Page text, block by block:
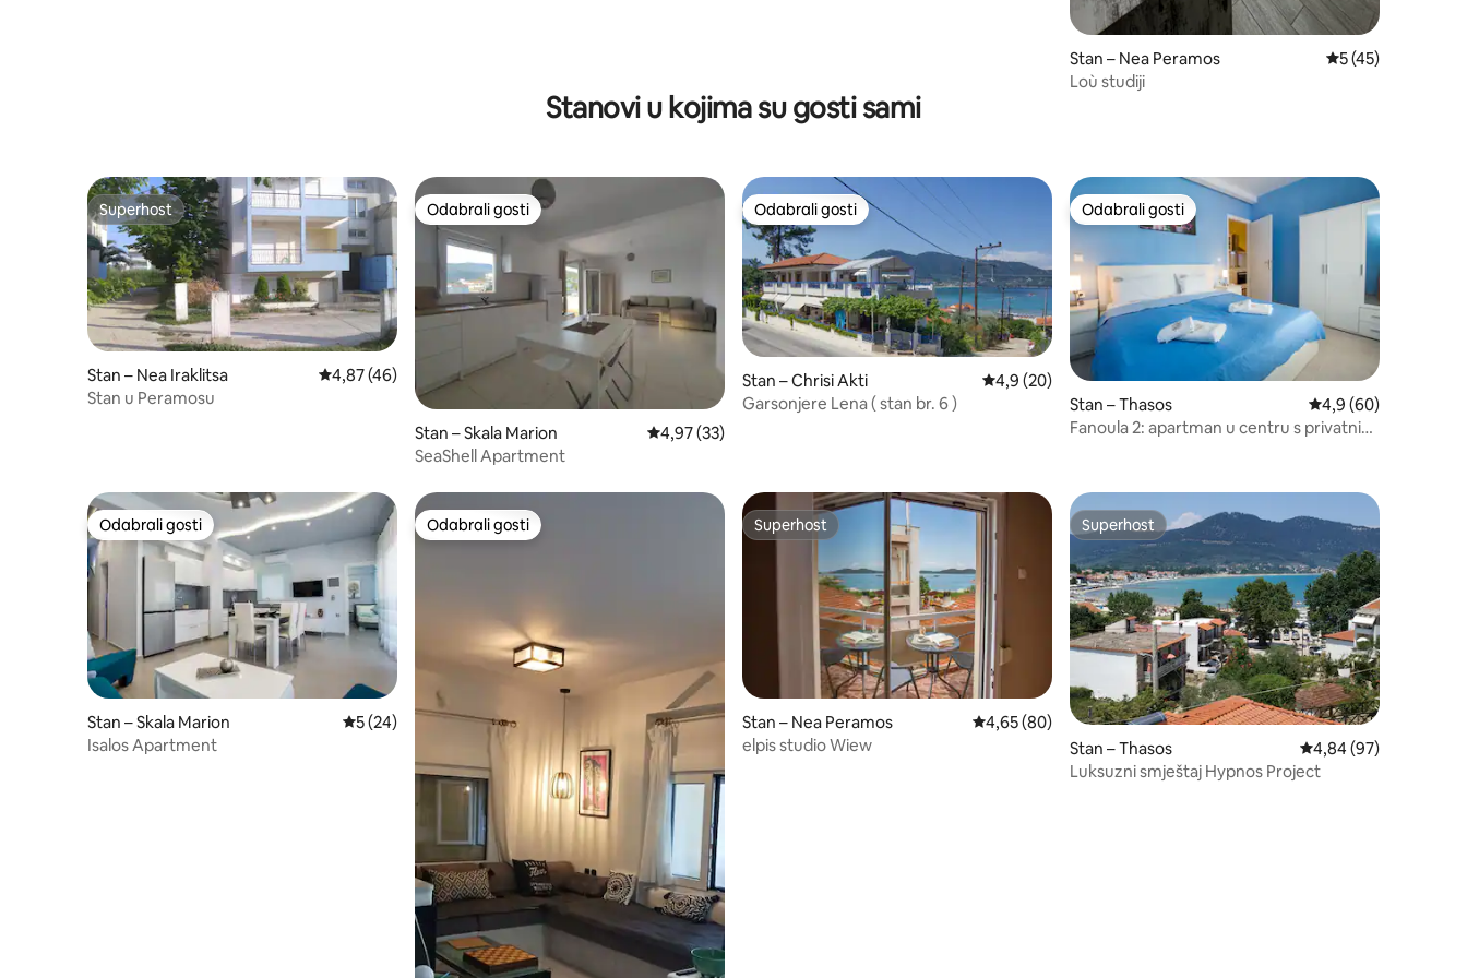
Stan – Nea Peramos Prosječna ocjena:
5 (45)
Loù studiji
Stanovi u kojima su gosti sami
Superhost
Superhost
Stan – Nea Iraklitsa Prosječna ocjena: 4,87/5, recenzija: 46
4,87 (46)
Stan u Peramosu
Odabrali gosti
Odabrali gosti
Stan – Skala Marion Prosječna ocjena: 4,97/5, recenzija: 33
4,97 (33)
SeaShell Apartment
Odabrali gosti
Odabrali gosti
Stan – Chrisi Akti Prosječna ocjena: 4,9/5, recenzija: 20
4,9 (20)
Garsonjere Lena ( stan br. 6 )
Odabrali gosti
Odabrali gosti
Stan – Thasos Prosječna ocjena:
4,9 (60)
Fanoula 2: apartman u centru s privatnim
Odabrali gosti
Odabrali gosti
Stan – Skala Marion Prosječna ocjena: 5/5, recenzija: 24
5 (24)
Isalos Apartment
Odabrali gosti
Odabrali gosti Superhost
Superhost
Stan – Nea Peramos Prosječna ocjena: 4,65/5, recenzija: 80
4,65 (80)
elpis studio Wiew
Superhost
Superhost
Stan – Thasos Prosječna ocjena:
4,84 (97)
Luksuzni smještaj Hypnos Project